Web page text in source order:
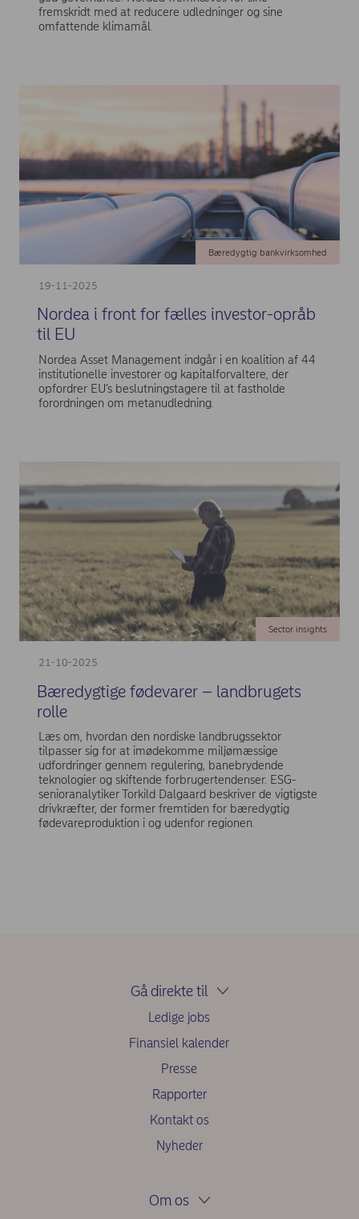
fremskridt med at reducere udledninger og sine
omfattende klimamål.
19-11-2025
Bæredygtig bankvirksomhed
Nordea i front for fælles investor-opråb
til EU
Nordea Asset Management indgår i en koalition af 44
institutionelle investorer og kapitalforvaltere, der
opfordrer EU’s beslutningstagere til at fastholde
forordningen om metanudledning.
21-10-2025
Sector insights
Bæredygtige fødevarer – landbrugets
rolle
Læs om, hvordan den nordiske landbrugssektor
tilpasser sig for at imødekomme miljømæssige
udfordringer gennem regulering, banebrydende
teknologier og skiftende forbrugertendenser. ESG-
senioranalytiker Torkild Dalgaard beskriver de vigtigste
drivkræfter, der former fremtiden for bæredygtig
fødevareproduktion i og udenfor regionen.
Gå direkte til
Ledige jobs
Finansiel kalender
Presse
Rapporter
Kontakt os
Nyheder
Om os